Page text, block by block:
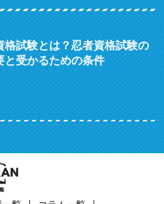
格試験とは？忍者資格試験の
と受かるための条件